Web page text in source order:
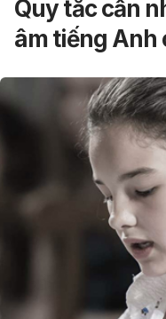
Quy tắc cần
âm tiếng Anh